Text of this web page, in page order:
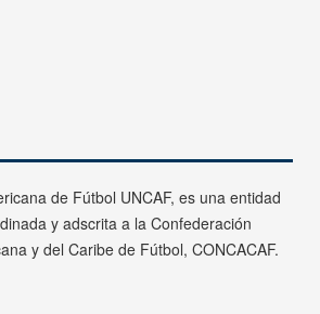
de Fútbol UNCAF, es una entidad
y adscrita a la Confederación
y del Caribe de Fútbol, CONCACAF.